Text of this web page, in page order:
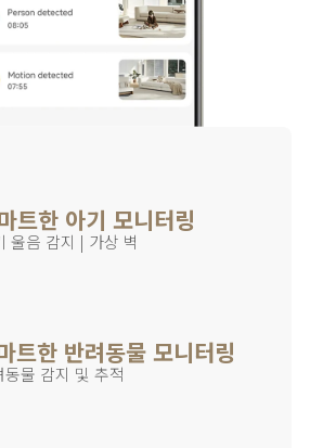
트한 아기 모니터링
울음 감지 | 가상 벽
트한 반려동물 모니터링
동물 감지 및 추적